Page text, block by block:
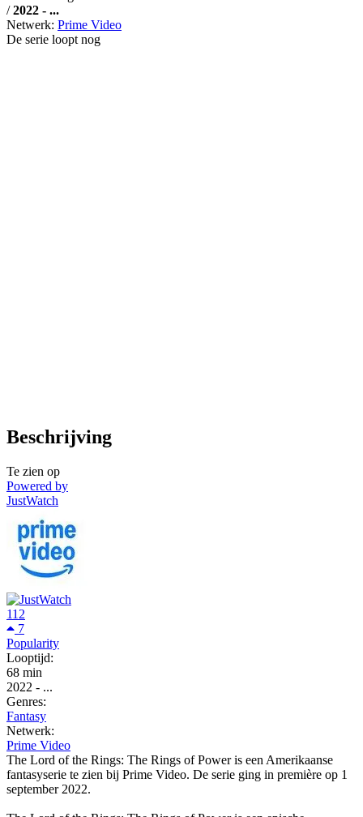
/ 2022 - ...
Netwerk: Prime Video
De serie loopt nog
Beschrijving
Te zien op
Powered by
JustWatch
112
7
Popularity
Looptijd:
68 min
2022 - ...
Genres:
Fantasy
Netwerk:
Prime Video
The Lord of the Rings: The Rings of Power is een Amerikaanse
fantasyserie te zien bij Prime Video. De serie ging in première op 1
september 2022.